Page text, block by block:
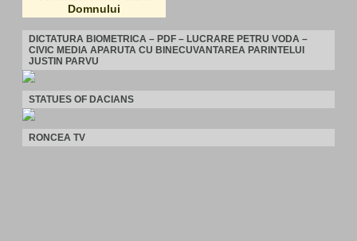
Domnului
DICTATURA BIOMETRICA – PDF – LUCRARE PETRU VODA –
CIVIC MEDIA APARUTA CU BINECUVANTAREA PARINTELUI
JUSTIN PARVU
STATUES OF DACIANS
RONCEA TV